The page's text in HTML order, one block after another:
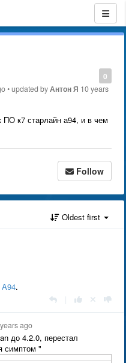
0
•updated byАнтон Я 10 years
ПО к7 старлайн а94, и в чем
Follow
Oldest first
.
ago
до 4.2.0, перестал
симптом "